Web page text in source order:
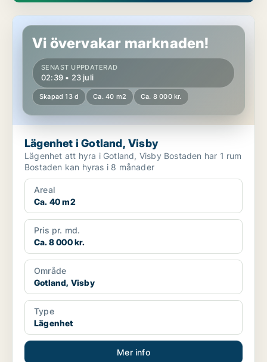
Lägenhet i Gotland, Visby
Vi övervakar marknaden!
SENAST UPPDATERAD
02:39 • 23 juli
Skapad 13 d Ca. 40 m2 Ca. 8 000 kr.
Lägenhet i Gotland, Visby
Lägenhet att hyra i Gotland, Visby Bostaden har 1 rum
Bostaden kan hyras i 8 månader
Areal
Ca. 40 m2
Pris pr. md.
Ca. 8 000 kr.
Område
Gotland, Visby
Type
Lägenhet
Mer info